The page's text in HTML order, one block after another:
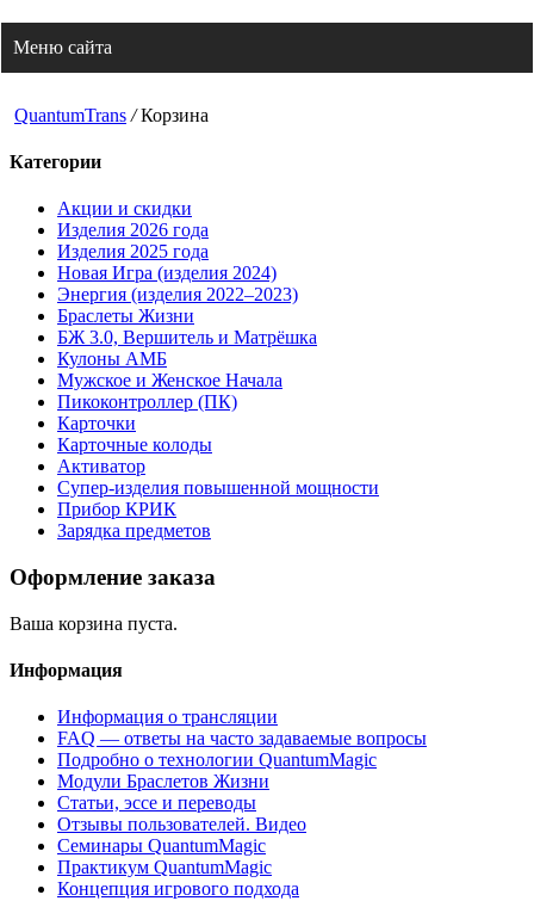
Меню сайта
Корзина
QuantumTrans /Корзина
Категории
Акции и скидки
Изделия 2026 года
Изделия 2025 года
Новая Игра (изделия 2024)
Энергия (изделия 2022–2023)
Браслеты Жизни
БЖ 3.0, Вершитель и Матрёшка
Кулоны АМБ
Мужское и Женское Начала
Пикоконтроллер (ПК)
Карточки
Карточные колоды
Активатор
Супер-изделия повышенной мощности
Прибор КРИК
Зарядка предметов
Оформление заказа
Ваша корзина пуста.
Информация
Информация о трансляции
FAQ — ответы на часто задаваемые вопросы
Подробно о технологии QuantumMagic
Модули Браслетов Жизни
Статьи, эссе и переводы
Отзывы пользователей. Видео
Семинары QuantumMagic
Практикум QuantumMagic
Концепция игрового подхода